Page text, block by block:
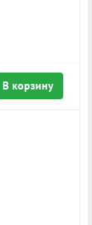
В корзину